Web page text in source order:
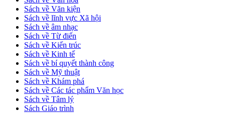
Sách về Văn kiện
Sách về lĩnh vực Xã hội
Sách về âm nhạc
Sách về Từ điển
Sách về Kiến trúc
Sách về Kinh tế
Sách về bí quyết thành công
Sách về Mỹ thuật
Sách về Khám phá
Sách về Các tác phẩm Văn học
Sách về Tâm lý
Sách Giáo trình